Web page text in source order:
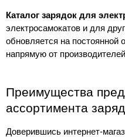
Каталог зарядок для
электросамокатов и для
обновляется на постоянной
напрямую от
Преимущества
ассортимента
Доверившись интернет-